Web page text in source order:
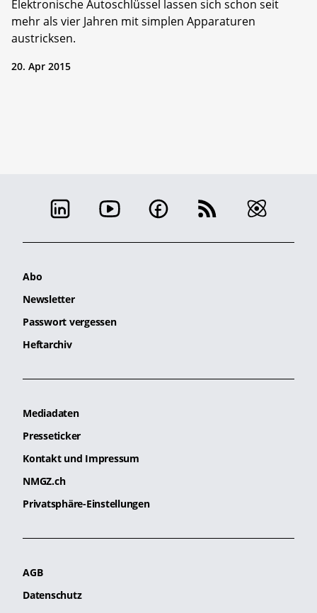
Elektronische Autoschlüssel lassen sich schon seit
mehr als vier Jahren mit simplen Apparaturen
austricksen.
20. Apr 2015
Abo
Newsletter
Passwort vergessen
Heftarchiv
Mediadaten
Presseticker
Kontakt und Impressum
NMGZ.ch
Privatsphäre-Einstellungen
AGB
Datenschutz